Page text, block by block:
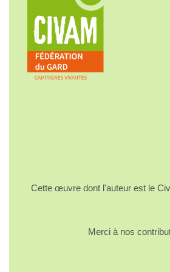
Cette œuvre dont l'auteur est le
Merci à nos